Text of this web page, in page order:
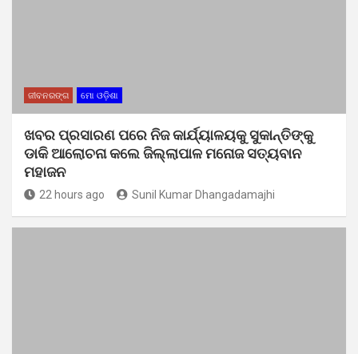
ଜୀବନରଙ୍ଗ ମୋ ଓଡ଼ିଶା
ଖବର ପ୍ରସାରଣ ପରେ ନିଜ କାର୍ଯ୍ୟାଳୟକୁ ସୁକାନ୍ତିଙ୍କୁ
ଡାକି ଆଲୋଚନା କଲେ ଜିଲ୍ଲାପାଳ ମନୋଜ ସତ୍ୟବାନ
ମହାଜନ
22 hours ago Sunil Kumar Dhangadamajhi